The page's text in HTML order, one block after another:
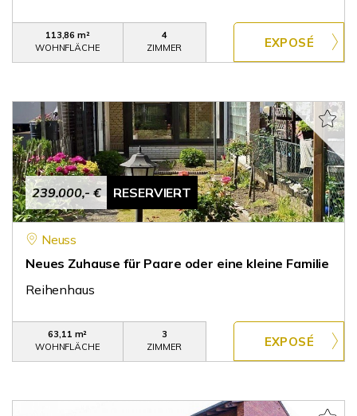
113,86 m²
WOHNFLÄCHE
4
ZIMMER
239.000,- € RESERVIERT
Neuss
Neues Zuhause für Paare oder eine kleine Familie
Reihenhaus
63,11 m²
WOHNFLÄCHE
3
ZIMMER